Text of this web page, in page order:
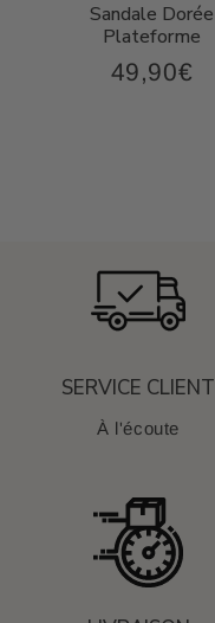
Sandale Dorée
Plateforme
Prix
49,90€
SERVICE CLIENT
À l'écoute